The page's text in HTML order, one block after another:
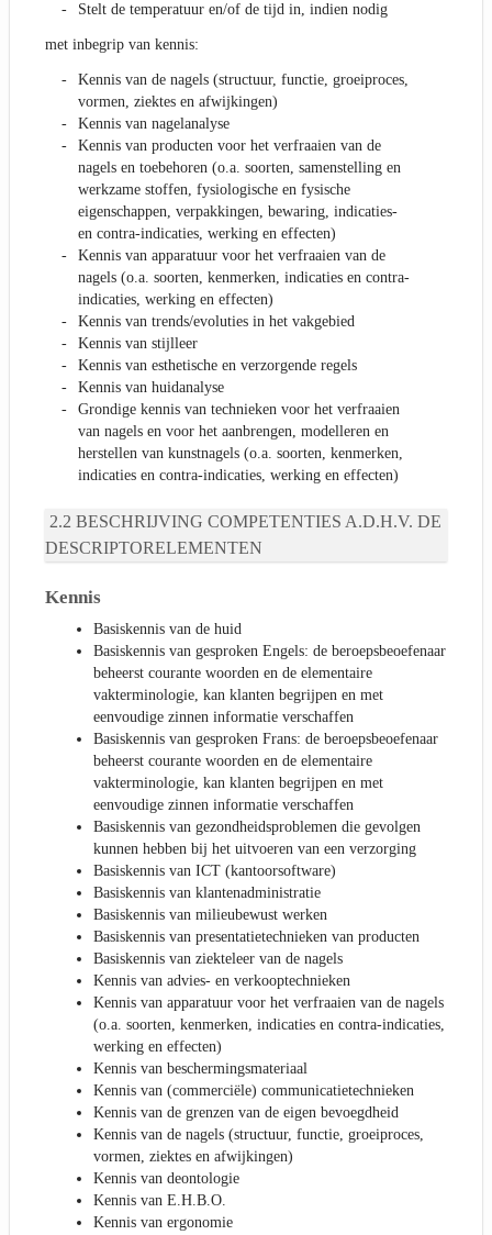
Stelt de temperatuur en/of de tijd in, indien nodig
met inbegrip van kennis:
Kennis van de nagels (structuur, functie, groeiproces,
vormen, ziektes en afwijkingen)
Kennis van nagelanalyse
Kennis van producten voor het verfraaien van de
nagels en toebehoren (o.a. soorten, samenstelling en
werkzame stoffen, fysiologische en fysische
eigenschappen, verpakkingen, bewaring, indicaties-
en contra-indicaties, werking en effecten)
Kennis van apparatuur voor het verfraaien van de
nagels (o.a. soorten, kenmerken, indicaties en contra-
indicaties, werking en effecten)
Kennis van trends/evoluties in het vakgebied
Kennis van stijlleer
Kennis van esthetische en verzorgende regels
Kennis van huidanalyse
Grondige kennis van technieken voor het verfraaien
van nagels en voor het aanbrengen, modelleren en
herstellen van kunstnagels (o.a. soorten, kenmerken,
indicaties en contra-indicaties, werking en effecten)
BESCHRIJVING COMPETENTIES A.D.H.V. DE
DESCRIPTORELEMENTEN
Kennis
Basiskennis van de huid
Basiskennis van gesproken Engels: de beroepsbeoefenaar
beheerst courante woorden en de elementaire
vakterminologie, kan klanten begrijpen en met
eenvoudige zinnen informatie verschaffen
Basiskennis van gesproken Frans: de beroepsbeoefenaar
beheerst courante woorden en de elementaire
vakterminologie, kan klanten begrijpen en met
eenvoudige zinnen informatie verschaffen
Basiskennis van gezondheidsproblemen die gevolgen
kunnen hebben bij het uitvoeren van een verzorging
Basiskennis van ICT (kantoorsoftware)
Basiskennis van klantenadministratie
Basiskennis van milieubewust werken
Basiskennis van presentatietechnieken van producten
Basiskennis van ziekteleer van de nagels
Kennis van advies- en verkooptechnieken
Kennis van apparatuur voor het verfraaien van de nagels
(o.a. soorten, kenmerken, indicaties en contra-indicaties,
werking en effecten)
Kennis van beschermingsmateriaal
Kennis van (commerciële) communicatietechnieken
Kennis van de grenzen van de eigen bevoegdheid
Kennis van de nagels (structuur, functie, groeiproces,
vormen, ziektes en afwijkingen)
Kennis van deontologie
Kennis van E.H.B.O.
Kennis van ergonomie